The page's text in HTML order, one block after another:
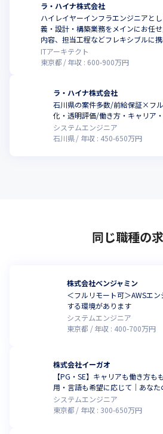
ラ・ハイナ株式会社
ハイレイヤーインフラエンジニアと
義・設計・構築業務をメインにお任
内容、担当工程などフレキシブルに
ITアーキテクト
東京都
年収 : 600-900万円
ラ・ハイナ株式会社
石川県の案件多数/前給保証×フ
化・透明評価/働き方・キャリア
システムエンジニア
石川県
年収 : 450-650万円
同じ職種の
株式会社ベンジャミン
＜フルリモート可＞AWSエ
する環境があります
システムエンジニア
東京都
年収 : 400-700万円
株式会社イーガオ
【PG・SE】キャリアも働き方
用・言語も希望に応じて｜あな
システムエンジニア
東京都
年収 : 300-650万円